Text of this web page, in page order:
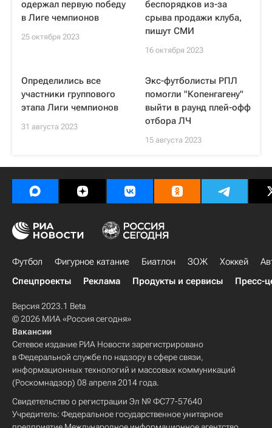
одержал первую победу
в Лиге чемпионов
25 октября 2023
беспорядков из-за
срыва продажи клуба,
пишут СМИ
16 октября 2023
Определились все
участники группового
этапа Лиги чемпионов
31 августа 2023
Экс-футболисты РПЛ
помогли "Копенгагену"
выйти в раунд плей-офф
отбора ЛЧ
15 августа 2023
Футбол Фигурное катание Биатлон ЗОЖ Хоккей
Спецпроекты
Реклама Продукты и сервисы Пресс-
Версия 2023.1 Beta
© 2026 МИА «Россия сегодня»
Вакансии
Сетевое издание РИА Новости зарегистрировано
в Федеральной службе по надзору в сфере связи,
информационных технологий и массовых коммуникаций
(Роскомнадзор) 08 апреля 2014 года.
Свидетельство о регистрации Эл № ФС77-57640
Учредитель: Федеральное государственное унитарное